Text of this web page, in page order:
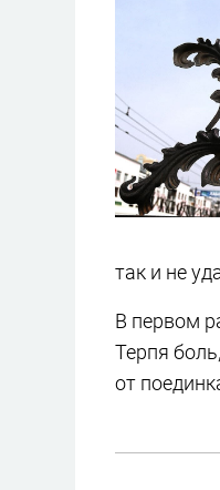
так и не
В первом
Терпя
от